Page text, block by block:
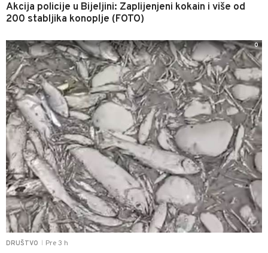
Akcija policije u Bijeljini: Zaplijenjeni kokain i više od
200 stabljika konoplje (FOTO)
DRUŠTVO Pre 3 h
0